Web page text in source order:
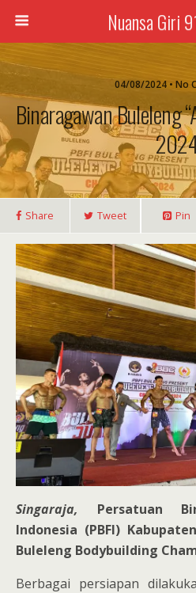
Nuansa Giri
04/08/2024 • No
Binaragawan Buleleng
Share Tweet Pin
Singaraja, Persatuan
Indonesia (PBFI)
Buleleng Bodybuilding
Berbagai persiapan